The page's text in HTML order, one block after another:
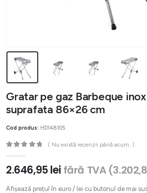
Gratar pe gaz Barbeque
suprafata 86×26 cm
Cod produs: HD148105
( Nu există recenzii până acum. )
2.646,95 lei fără TVA (
Afișează prețul în euro / lei cu butonul de mai